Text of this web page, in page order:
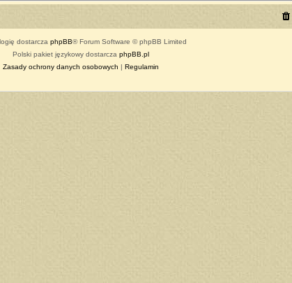
dostarcza phpBB® Forum Software © phpBB Limited
Polski pakiet językowy dostarcza phpBB.pl
Zasady ochrony danych osobowych | Regulamin